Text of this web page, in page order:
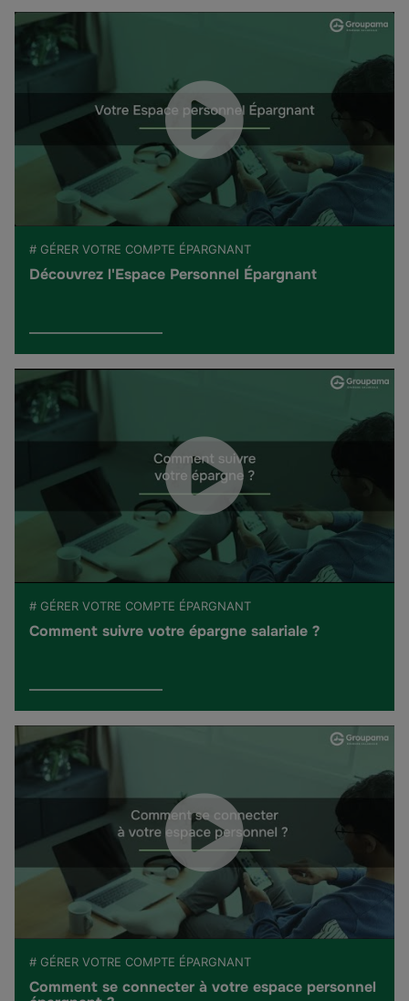
# GÉRER VOTRE COMPTE ÉPARGNANT
Découvrez l'Espace Personnel Épargnant
# GÉRER VOTRE COMPTE ÉPARGNANT
Comment suivre votre épargne salariale ?
# GÉRER VOTRE COMPTE ÉPARGNANT
Comment se connecter à votre espace personnel